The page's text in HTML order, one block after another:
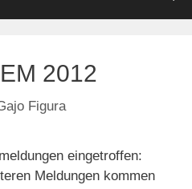
2012
Figura
eingetroffen:
Meldungen kommen